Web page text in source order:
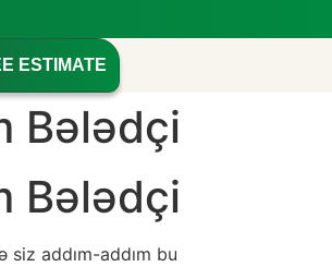
ESTIMATE
Bələdçi
Bələdçi
addım-addım bu